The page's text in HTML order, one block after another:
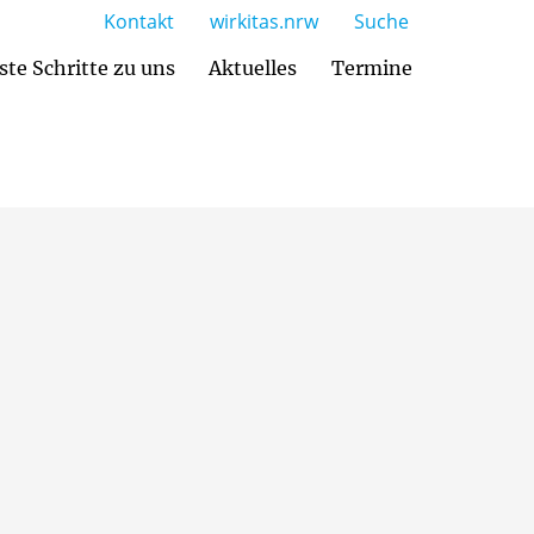
Schritte zu uns Aktuelles Termine
Kontakt wirkitas.nrw Suche